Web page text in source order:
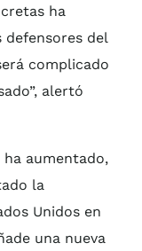
ha
del
complicado
alertó
aumentado,
la
Unidos en
una nueva